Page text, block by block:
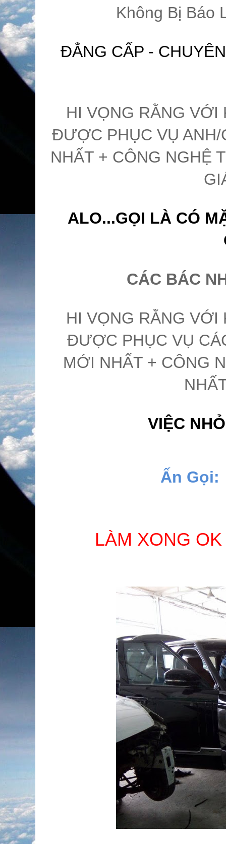
Không Bị Báo
ĐẲNG CẤP -
HI VỌNG RẰNG VỚI
ĐƯỢC PHỤC VỤ
NHẤT + CÔNG NGHỆ
ALO...GỌI LÀ CÓ
CÁC BÁC
HI VỌNG RẰNG VỚI
ĐƯỢC PHỤC VỤ
MỚI NHẤT + CÔNG
VIỆC
Ấn Gọi:
LÀM XONG